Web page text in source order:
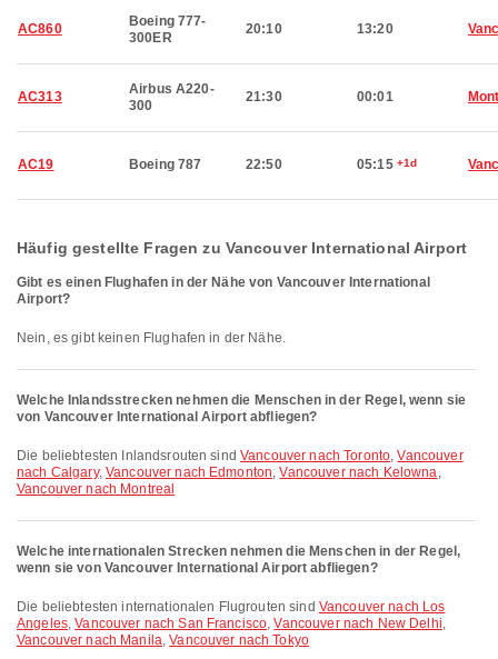
AC860
Boeing 777-
300ER
20:10 13:20
AC313
Airbus A220-
300
21:30 00:01
AC19 Boeing 787 22:50 05:15 +1d
Häufig gestellte Fragen zu Vancouver International Airport
Gibt es einen Flughafen in der Nähe von Vancouver International
Airport?
Nein, es gibt keinen Flughafen in der Nähe.
Welche Inlandsstrecken nehmen die Menschen in der Regel, wenn sie
von Vancouver International Airport abfliegen?
Die beliebtesten Inlandsrouten sindVancouver nach Toronto,Vancouver
nach Calgary, Vancouver nach Edmonton,Vancouver nach Kelowna,
Vancouver nach Montreal
Welche internationalen Strecken nehmen die Menschen in der Regel,
wenn sie von Vancouver International Airport abfliegen?
Die beliebtesten internationalen Flugrouten sind Vancouver nach Los
Angeles,Vancouver nach San Francisco,Vancouver nach New Delhi,
Vancouver nach Manila,Vancouver nach Tokyo